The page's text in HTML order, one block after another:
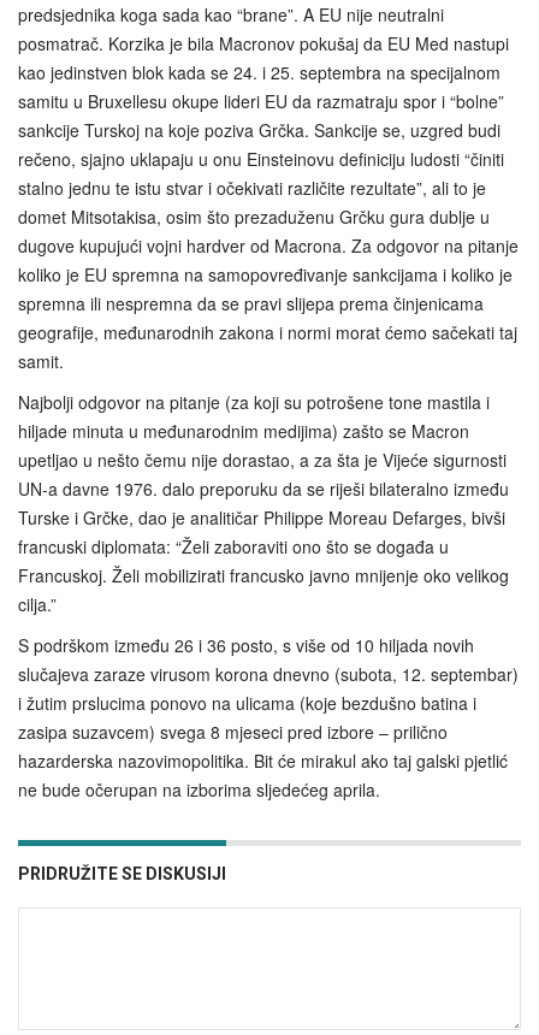
predsjednika koga sada kao “brane”. A EU nije neutralni
posmatrač. Korzika je bila Macronov pokušaj da EU Med nastupi
kao jedinstven blok kada se 24. i 25. septembra na specijalnom
samitu u Bruxellesu okupe lideri EU da razmatraju spor i “bolne”
sankcije Turskoj na koje poziva Grčka. Sankcije se, uzgred budi
rečeno, sjajno uklapaju u onu Einsteinovu definiciju ludosti “činiti
stalno jednu te istu stvar i očekivati različite rezultate”, ali to je
domet Mitsotakisa, osim što prezaduženu Grčku gura dublje u
dugove kupujući vojni hardver od Macrona. Za odgovor na pitanje
koliko je EU spremna na samopovređivanje sankcijama i koliko je
spremna ili nespremna da se pravi slijepa prema činjenicama
geografije, međunarodnih zakona i normi morat ćemo sačekati taj
samit.
Najbolji odgovor na pitanje (za koji su potrošene tone mastila i
hiljade minuta u međunarodnim medijima) zašto se Macron
upetljao u nešto čemu nije dorastao, a za šta je Vijeće sigurnosti
UN-a davne 1976. dalo preporuku da se riješi bilateralno između
Turske i Grčke, dao je analitičar Philippe Moreau Defarges, bivši
francuski diplomata: “Želi zaboraviti ono što se događa u
Francuskoj. Želi mobilizirati francusko javno mnijenje oko velikog
cilja.”
S podrškom između 26 i 36 posto, s više od 10 hiljada novih
slučajeva zaraze virusom korona dnevno (subota, 12. septembar)
i žutim prslucima ponovo na ulicama (koje bezdušno batina i
zasipa suzavcem) svega 8 mjeseci pred izbore – prilično
hazarderska nazovimopolitika. Bit će mirakul ako taj galski pjetlić
ne bude očerupan na izborima sljedećeg aprila.
PRIDRUŽITE SE DISKUSIJI